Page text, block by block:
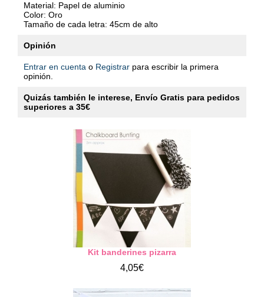
Material: Papel de aluminio
Color: Oro
Tamaño de cada letra: 45cm de alto
Opinión
Entrar en cuenta o Registrar para escribir la primera
opinión.
Quizás también le interese, Envío Gratis para pedidos
superiores a 35€
Kit banderines pizarra
4,05€